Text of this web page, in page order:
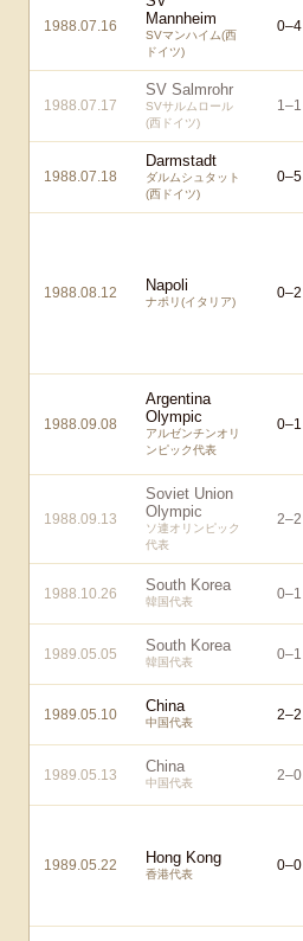
1988.07.16
Mannheim
SVマンハイム(西
ドイツ)
0–4
1988.07.17
SV Salmrohr
SVサルムロール
(西ドイツ)
1–1
1988.07.18
Darmstadt
ダルムシュタット
(西ドイツ)
0–5
1988.08.12 Napoli
ナポリ(イタリア)
0–2
1988.09.08
Argentina
Olympic
アルゼンチンオリ
ンピック代表
0–1
1988.09.13
Soviet Union
Olympic
ソ連オリンピック
代表
2–2
1988.10.26 South Korea
韓国代表 0–1
1989.05.05 South Korea
韓国代表 0–1
1989.05.10 China
中国代表 2–2
1989.05.13 China
中国代表 2–0
1989.05.22 Hong Kong
香港代表
0–0